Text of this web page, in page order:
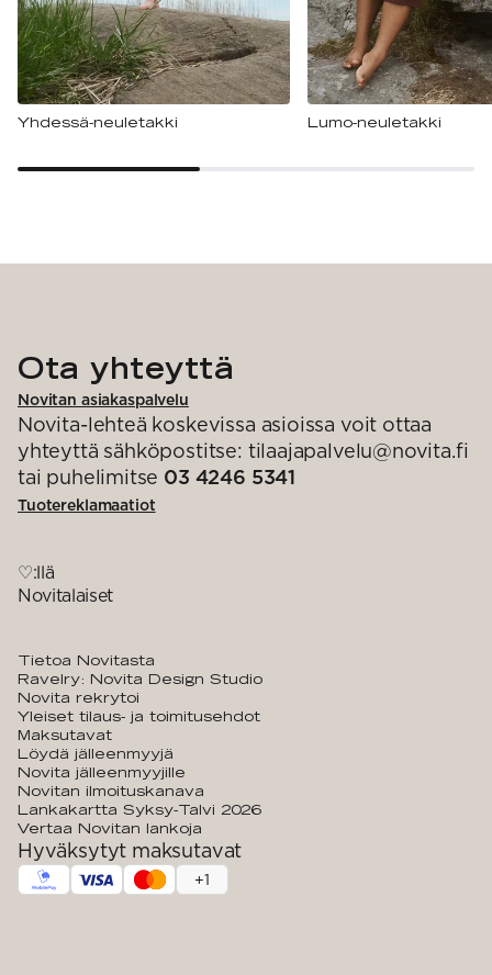
Yhdessä-neuletakki Lumo-neuletakki
Ota yhteyttä
Novitan asiakaspalvelu
Novita-lehteä koskevissa asioissa voit ottaa
yhteyttä sähköpostitse: tilaajapalvelu@novita.fi
tai puhelimitse 03 4246 5341
Tuotereklamaatiot
♡:llä
Novitalaiset
Tietoa Novitasta
Ravelry: Novita Design Studio
Novita rekrytoi
Yleiset tilaus- ja toimitusehdot
Maksutavat
Löydä jälleenmyyjä
Novita jälleenmyyjille
Novitan ilmoituskanava
Lankakartta Syksy-Talvi 2026
Vertaa Novitan lankoja
Hyväksytyt maksutavat
+1